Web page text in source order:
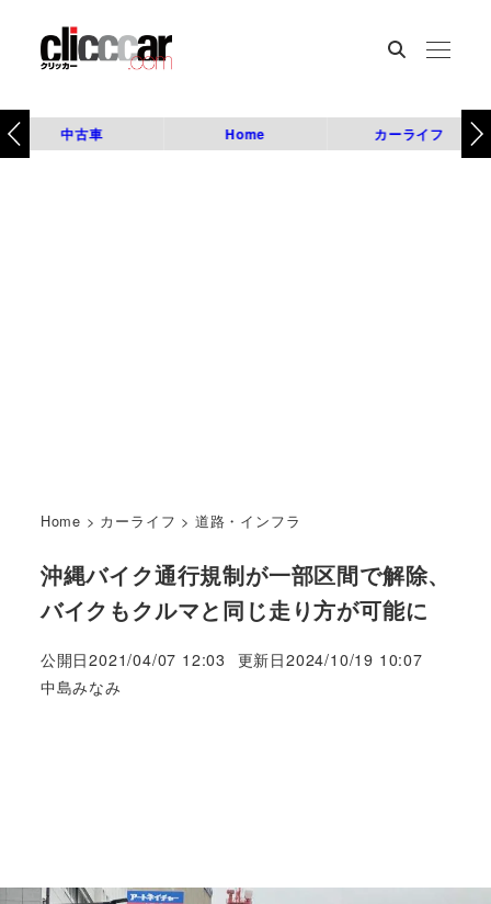
中古車 Home カーライフ
Home > カーライフ > 道路・インフラ
沖縄バイク通行規制が一部区間で解除、
バイクもクルマと同じ走り方が可能に
公開日2021/04/07 12:03 更新日2024/10/19 10:07
著
中島みなみ